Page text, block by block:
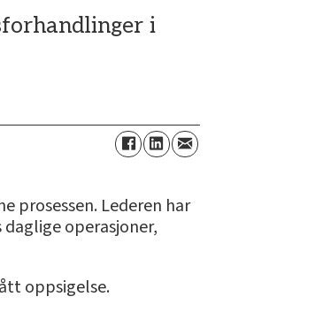
i
prosessen. Lederen har
operasjoner,
oppsigelse.